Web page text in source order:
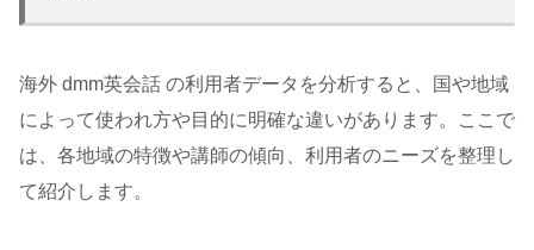
海外 dmm英会話 の利用者データを分析すると、国や地域
によって使われ方や目的に明確な違いがあります。ここで
は、各地域の特徴や講師の傾向、利用者のニーズを整理し
て紹介します。